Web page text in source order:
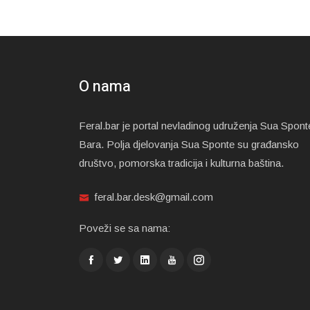
O nama
Feral.bar je portal nevladinog udruženja Sua
Bara. Polja djelovanja Sua Sponte su građansko
društvo, pomorska tradicija i kulturna baština.
feral.bar.desk@gmail.com
Poveži se sa nama: